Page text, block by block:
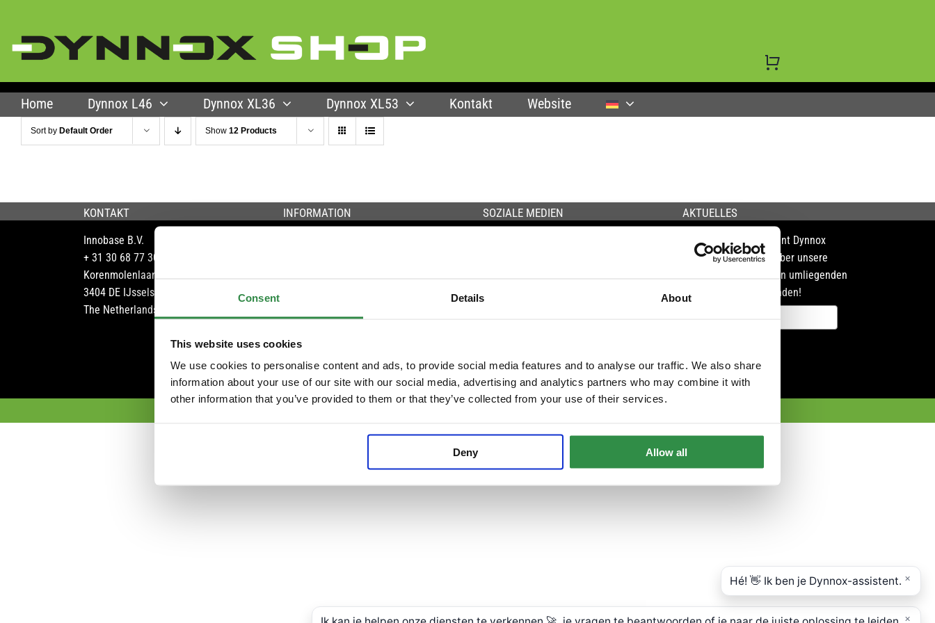
Consent Details About
This website uses cookies
We use cookies to personalise content and ads, to provide social media features and to analyse our traffic. We also share
information about your use of our site with our social media, advertising and analytics partners who may combine it with
other information that you’ve provided to them or that they’ve collected from your use of their services.
Deny Allow all
content
Home Dynnox L46 Dynnox XL36 Dynnox XL53 Kontakt Website
Sort by Default Order Show 12 Products
KONTAKT INFORMATION SOZIALE MEDIEN AKTUELLES
Innobase B.V.
+ 31 30 68 77 301
Korenmolenlaan 6
3404 DE IJsselstein
The Netherlands
1 x im Quartal erscheint Dynnox
Nieuws. Bleiben Sie über unsere
Entwicklungen und den umliegenden
Markt auf dem Laufenden!